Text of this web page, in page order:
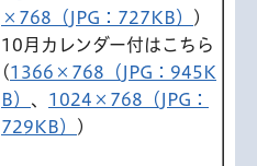
×768（JPG：727KB）
)
10月カレンダー付はこちら
(1366×768（JPG：945K
B） 、 1024×768（JPG：
729KB）
)